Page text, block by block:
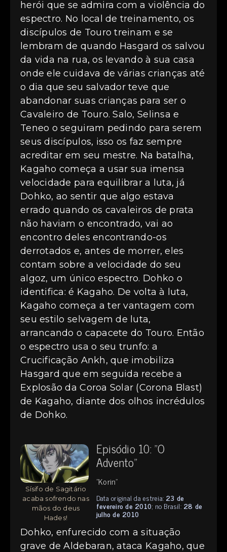
herói que se admira com a violência do
espectro. No local de treinamento, os
discípulos de Touro treinam e se
lembram de quando Hasgard os salvou
da vida na rua, os levando à sua casa
onde ele cuidava de várias crianças até
o dia que seu salvador teve que
abandonar suas crianças para ser o
Cavaleiro de Touro. Salo, Selinsa e
Teneo o seguiram pedindo para serem
seus discípulos, isso os faz sempre
acreditar em seu mestre. Na batalha,
Kagaho começa a usar sua imensa
velocidade para equilibrar a luta, já
Dohko, ao sentir que algo estava
errado quando os cavaleiros de prata
não haviam o encontrado, vai ao
encontro deles encontrando-os
derrotados e, antes de morrer, eles
contam sobre a velocidade do seu
algoz, um único espectro. Dohko o
identifica: é Kagaho. De volta à luta,
Kagaho começa a ter vantagem com
seu estilo selvagem de luta,
arrancando o capacete do Touro. Então
o espectro usa o seu trunfo: a
Crucificação Ankh, que imobiliza
Hasgard que em seguida recebe a
Explosão da Coroa Solar (Corona Blast)
de Kagaho, diante dos olhos incrédulos
de Dohko.
Sísifo de Sagitário
acaba sofrendo nas
mãos do deus
Hades!
Episódio 10: "O
Advento"
"Korin"
Data original da estreia: 23 de
fevereiro de 2010; no Brasil: 28 de
julho de 2010
Dohko, enfurecido com a situação
grave de Aldebaran, ataca Kagaho, que